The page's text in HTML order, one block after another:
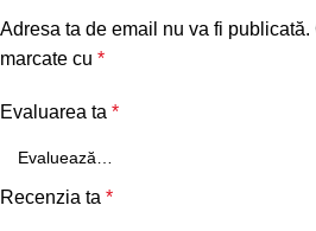
Adresa ta de email nu va fi publicată.
marcate cu *
Evaluarea ta *
Recenzia ta *